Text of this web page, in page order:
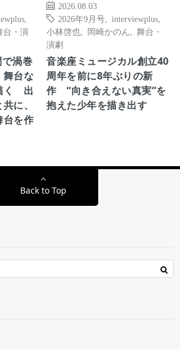
台・演
で渦巻
舞台な
く 出
に、
台を作
2026.08.03
2026年9月号
interviewplus
小林啓也
岡崎かのん
舞台・
演劇
音楽座ミュージカル創立40
周年を前に8年ぶりの新
作 “向き合えない真実”を
抱えた少年を描き出す
Back to Top